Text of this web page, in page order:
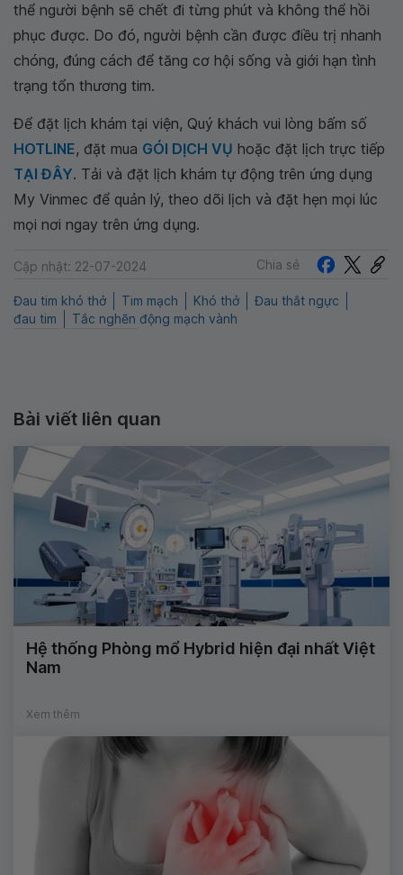
thể người bệnh sẽ chết đi từng phút và không thể hồi
phục được. Do đó, người bệnh cần được điều trị nhanh
chóng, đúng cách để tăng cơ hội sống và giới hạn tình
trạng tổn thương tim.
Để đặt lịch khám tại viện, Quý khách vui lòng bấm số
HOTLINE, đặt mua GÓI DỊCH VỤ hoặc đặt lịch trực tiếp
TẠI ĐÂY. Tải và đặt lịch khám tự động trên ứng dụng
My Vinmec để quản lý, theo dõi lịch và đặt hẹn mọi lúc
mọi nơi ngay trên ứng dụng.
Cập nhật: 22-07-2024 Chia sẻ
Đau tim khó thở Tim mạch Khó thở
Đau thắt ngực
đau tim
Tắc nghẽn động mạch vành
Bài viết liên quan
Hệ thống Phòng mổ Hybrid hiện đại nhất Việt
Nam
Xem thêm